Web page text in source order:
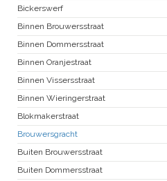
Bickerswerf
Binnen Brouwersstraat
Binnen Dommersstraat
Binnen Oranjestraat
Binnen Vissersstraat
Binnen Wieringerstraat
Blokmakerstraat
Brouwersgracht
Buiten Brouwersstraat
Buiten Dommersstraat